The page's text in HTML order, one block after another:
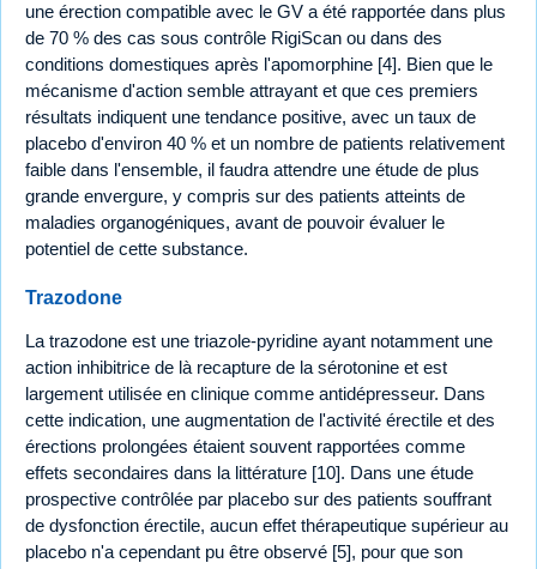
une érection compatible avec le GV a été rapportée dans plus
de 70 % des cas sous contrôle RigiScan ou dans des
conditions domestiques après l'apomorphine [4]. Bien que le
mécanisme d'action semble attrayant et que ces premiers
résultats indiquent une tendance positive, avec un taux de
placebo d'environ 40 % et un nombre de patients relativement
faible dans l'ensemble, il faudra attendre une étude de plus
grande envergure, y compris sur des patients atteints de
maladies organogéniques, avant de pouvoir évaluer le
potentiel de cette substance.
Trazodone
La trazodone est une triazole-pyridine ayant notamment une
action inhibitrice de là recapture de la sérotonine et est
largement utilisée en clinique comme antidépresseur. Dans
cette indication, une augmentation de l'activité érectile et des
érections prolongées étaient souvent rapportées comme
effets secondaires dans la littérature [10]. Dans une étude
prospective contrôlée par placebo sur des patients souffrant
de dysfonction érectile, aucun effet thérapeutique supérieur au
placebo n'a cependant pu être observé [5], pour que son